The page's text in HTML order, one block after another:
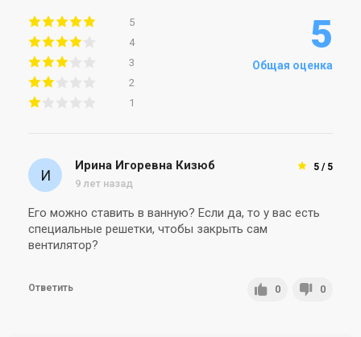
5
4
3
2
1
5
Общая оценка
5 / 5
Ирина Игоревна Кизюб
9 лет назад
Его можно ставить в ванную? Если да, то у вас есть
специальные решетки, чтобы закрыть сам
вентилятор?
Ответить 0 0